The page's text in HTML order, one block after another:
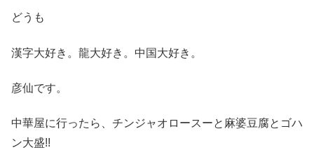
どうも
漢字大好き。龍大好き。中国大好き。
彦仙です。
中華屋に行ったら、チンジャオロースーと麻婆豆腐とゴハ
ン大盛!!